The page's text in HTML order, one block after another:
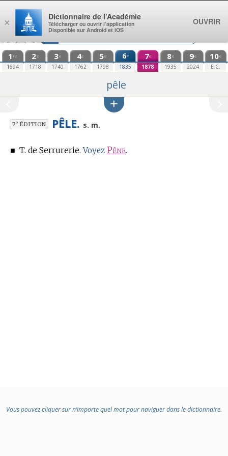
Aller au contenu
1 re
1694
2e
1718
3e
1740
4e
1762
5e
1798
6e
1835
7e
1878
8e
1935
9e
2024
10e
E.C.
pêle
7eÉDITION PÊLE. s. m.
■ T. de Serrurerie. Voyez Pêne.
Vous pouvez cliquer sur n’importe quel mot pour naviguer dans le dictionnaire.
×
Dictionnaire de l’Académie
Télécharger ou ouvrir l’application
Disponible sur Android et iOS
OUVRIR